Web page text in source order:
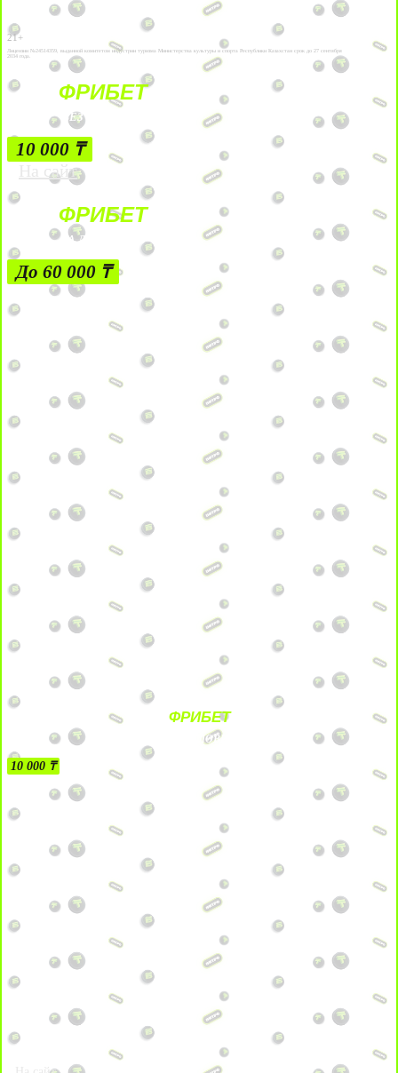
21+
Лицензии №24514359, выданной комитетом индустрии туризма Министерства культуры и спорта Республики Казахстан срок до 27 сентября
2034 года.
ФРИБЕТ
БЕЗ УСЛОВИЙ
10 000 ₸
На сайт
ФРИБЕТ
ЗА ДЕПОЗИТЫ
До 60 000 ₸
ФРИБЕТ
БЕЗ УСЛОВИЙ
10 000 ₸